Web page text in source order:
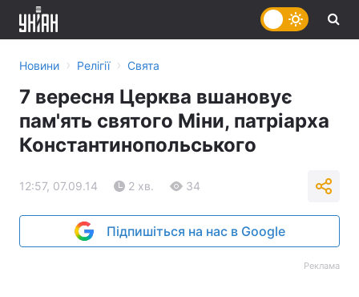
Новини › Релігії › Свята
7 вересня Церква вшановує
пам'ять святого Міни, патріарха
Константинопольського
12:57, 07.09.14 2 хв. 34
Підпишіться на нас в Google
Реклама